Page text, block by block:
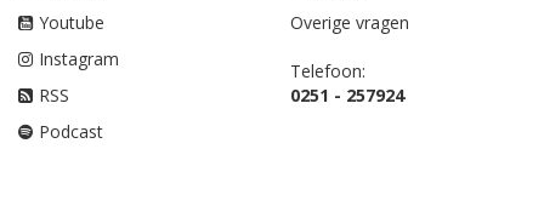
Youtube
Instagram
RSS
Podcast
Overige vragen
Telefoon:
0251 - 257924